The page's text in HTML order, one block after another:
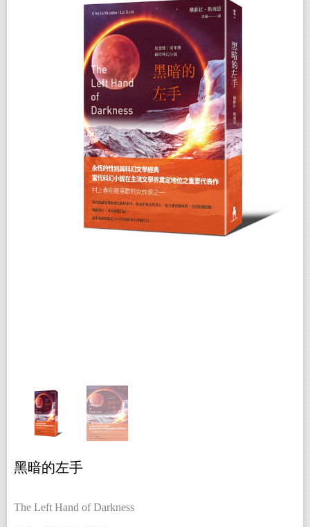
黑暗的左手
The Left Hand of Darkness